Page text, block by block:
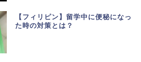
【フィリピン】留学中に便秘になっ
た時の対策とは？